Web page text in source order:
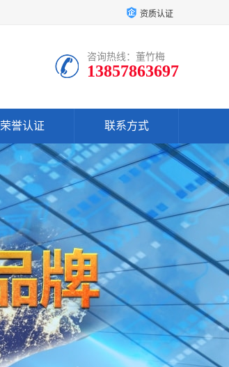
资质认证
咨询热线：董竹梅
13857863697
荣誉认证 联系方式